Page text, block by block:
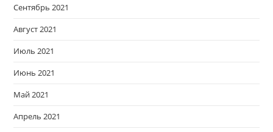
Сентябрь 2021
Август 2021
Июль 2021
Июнь 2021
Май 2021
Апрель 2021